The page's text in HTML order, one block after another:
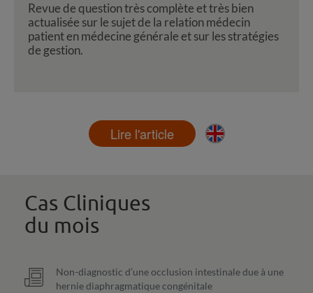
Revue de question très complète et très bien
actualisée sur le sujet de la relation médecin
patient en médecine générale et sur les stratégies
de gestion.
Lire l'article
Cas Cliniques
du mois
Non-diagnostic d’une occlusion intestinale due à une
hernie diaphragmatique congénitale